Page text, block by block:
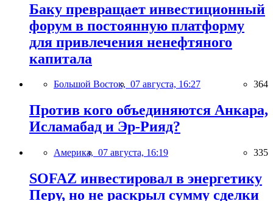
Баку превращает инвестиционный
форум в постоянную платформу
для привлечения ненефтяного
капитала
Большой Восток, 07 августа, 16:27 364
Против кого объединяются Анкара,
Исламабад и Эр-Рияд?
Америка, 07 августа, 16:19 335
SOFAZ инвестировал в энергетику
Перу, но не раскрыл сумму сделки